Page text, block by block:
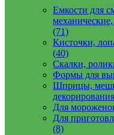
Емкости для
(71)
Кисточки,
(40)
Скалки,
Формы для
Шприцы,
Для
Для
(8)